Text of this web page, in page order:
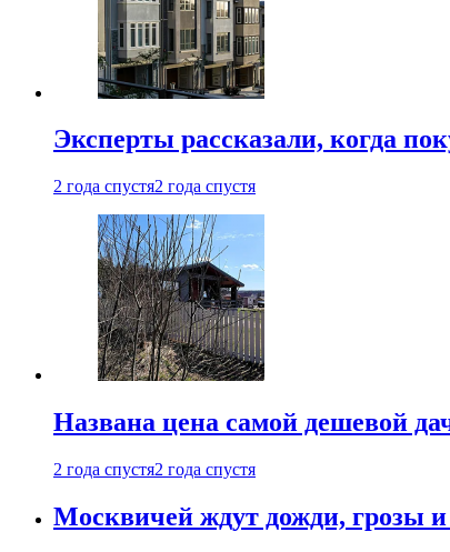
Эксперты рассказали, когда
2 года спустя2 года спустя
Названа цена самой дешевой
2 года спустя2 года спустя
Москвичей ждут дожди, грозы